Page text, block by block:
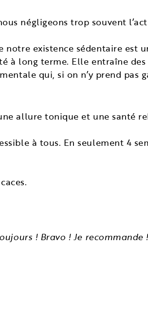
négligeons trop souvent
existence sédentaire est
à long terme. Elle entraîne des
qui, si on n’y prend pas
allure tonique et une santé
à tous. En seulement 4
! Bravo ! Je recommande